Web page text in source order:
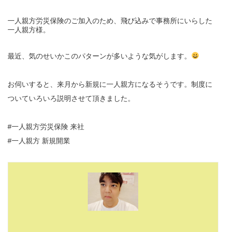
一人親方労災保険のご加入のため、飛び込みで事務所にいらした
一人親方様。
最近、気のせいかこのパターンが多いような気がします。
お伺いすると、来月から新規に一人親方になるそうです。制度に
ついていろいろ説明させて頂きました。
#一人親方労災保険 来社
#一人親方 新規開業